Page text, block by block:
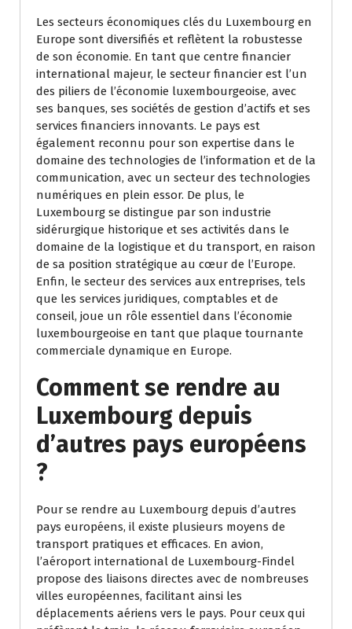
Les secteurs économiques clés du Luxembourg en
Europe sont diversifiés et reflètent la robustesse
de son économie. En tant que centre financier
international majeur, le secteur financier est l’un
des piliers de l’économie luxembourgeoise, avec
ses banques, ses sociétés de gestion d’actifs et ses
services financiers innovants. Le pays est
également reconnu pour son expertise dans le
domaine des technologies de l’information et de la
communication, avec un secteur des technologies
numériques en plein essor. De plus, le
Luxembourg se distingue par son industrie
sidérurgique historique et ses activités dans le
domaine de la logistique et du transport, en raison
de sa position stratégique au cœur de l’Europe.
Enfin, le secteur des services aux entreprises, tels
que les services juridiques, comptables et de
conseil, joue un rôle essentiel dans l’économie
luxembourgeoise en tant que plaque tournante
commerciale dynamique en Europe.
Comment se rendre au
Luxembourg depuis
d’autres pays européens
?
Pour se rendre au Luxembourg depuis d’autres
pays européens, il existe plusieurs moyens de
transport pratiques et efficaces. En avion,
l’aéroport international de Luxembourg-Findel
propose des liaisons directes avec de nombreuses
villes européennes, facilitant ainsi les
déplacements aériens vers le pays. Pour ceux qui